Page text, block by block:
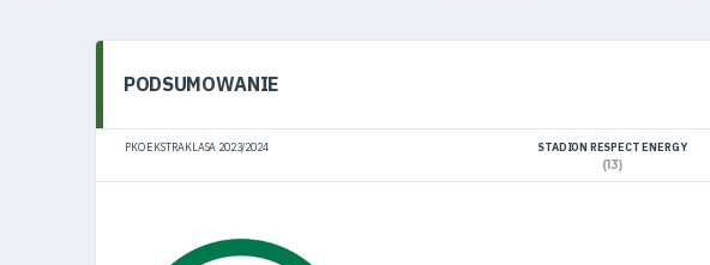
PODSUMOWANIE
PKO EKSTRAKLASA 2023/2024 STADION RESPECT ENERGY
(13)